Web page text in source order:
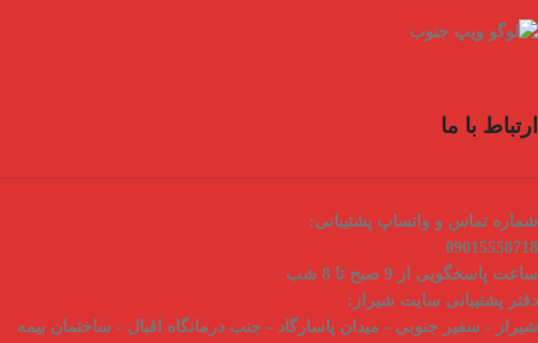
ارتباط با ما
شماره تماس و واتساپ پشتیبانی:
09015558718
ساعت پاسخگویی از 9 صبح تا 8 شب
دفتر پشتیبانی سایت شیراز:
شیراز - سفیر جنوبی - میدان پاسارگاد - جنب درمانگاه اقبال - ساختمان بیمه